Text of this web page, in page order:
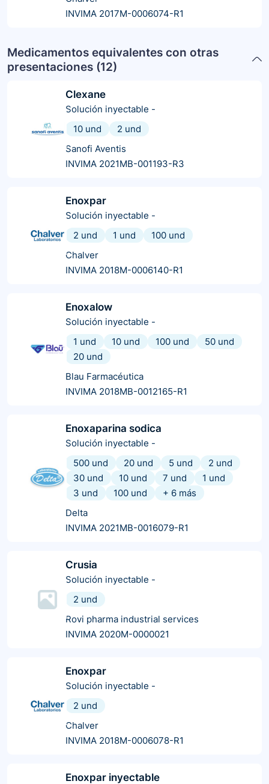
INVIMA 2017M-0006074-R1
Medicamentos equivalentes con otras
presentaciones (12)
Clexane
Solución inyectable -
10 und
2 und
Sanofi Aventis
INVIMA 2021MB-001193-R3
Enoxpar
Solución inyectable -
2 und
1 und
100 und
Chalver
INVIMA 2018M-0006140-R1
Enoxalow
Solución inyectable -
1 und
10 und 100 und
50 und
20 und
Blau Farmacéutica
INVIMA 2018MB-0012165-R1
Enoxaparina sodica
Solución inyectable -
500 und
20 und 5 und
2 und
30 und
10 und 7 und
1 und
3 und
100 und + 6 más
Delta
INVIMA 2021MB-0016079-R1
Crusia
Solución inyectable -
2 und
Rovi pharma industrial services
INVIMA 2020M-0000021
Enoxpar
Solución inyectable -
2 und
Chalver
INVIMA 2018M-0006078-R1
Enoxpar inyectable